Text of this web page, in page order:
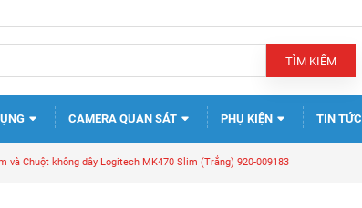
TÌM KIẾM
CAMERA QUAN SÁT PHỤ KIỆN TIN TỨC
và Chuột không dây Logitech MK470 Slim (Trắng) 920-009183